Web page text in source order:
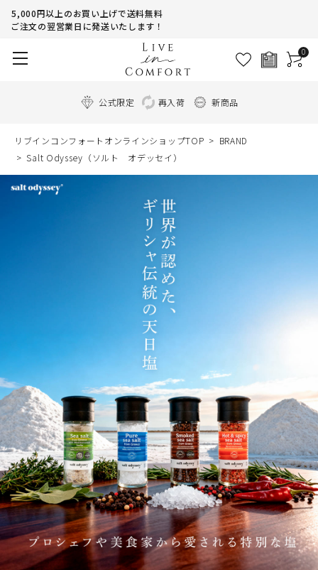
5,000円以上のお買い上げで送料無料
ご注文の翌営業日に発送いたします！
0
公式限定 再入荷 新商品
リブインコンフォートオンラインショップTOP
BRAND
Salt Odyssey（ソルト オデッセイ）